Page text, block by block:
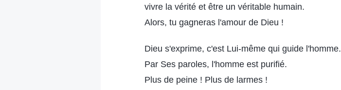
vivre la vérité et être un véritable humain.
Alors, tu gagneras l'amour de Dieu !
Dieu s'exprime, c'est Lui-même qui guide l'homme.
Par Ses paroles, l'homme est purifié.
Plus de peine ! Plus de larmes !